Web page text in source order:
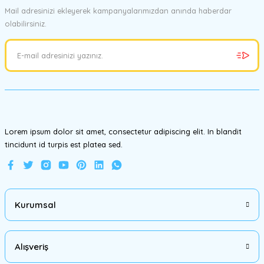
Ürün resmi kalitesiz, bozuk veya görüntülenemiyor.
Ürün bilgilerinde hatalar bulunuyor.
Mail adresinizi ekleyerek kampanyalarımızdan anında haberdar
olabilirsiniz.
Lorem ipsum dolor sit amet, consectetur adipiscing elit. In blandit
tincidunt id turpis est platea sed.
Kurumsal
Alışveriş